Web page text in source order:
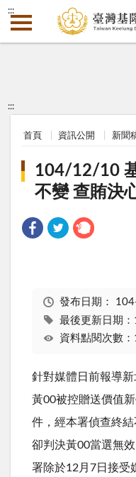
:::
:::
首頁 資訊公開 新聞
104/12/10
不變 查賄決
發布日期：
最後更新日期
資料點閱次數
針對媒體日前報導
黃00被控贈送價值
件，經本署偵查終
卻判決黃00當選無
署除於12月7日接受